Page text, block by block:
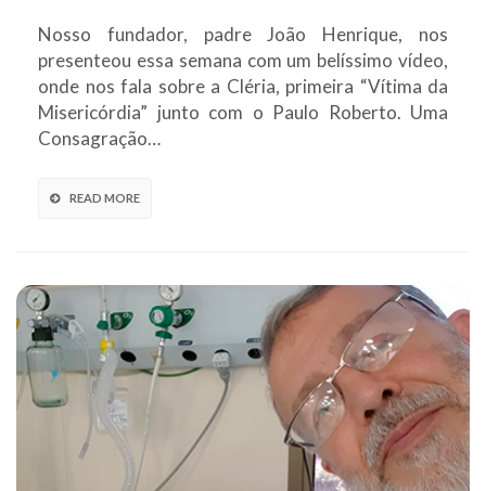
Nosso fundador, padre João Henrique, nos
presenteou essa semana com um belíssimo vídeo,
onde nos fala sobre a Cléria, primeira “Vítima da
Misericórdia” junto com o Paulo Roberto. Uma
Consagração…
READ MORE